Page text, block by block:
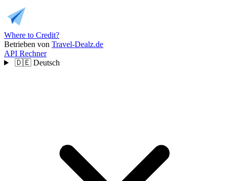
Where to Credit?
Betrieben von Travel-Dealz.de
API Rechner
🇩🇪 Deutsch